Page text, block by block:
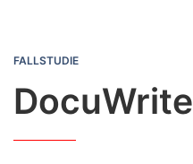
FALLSTUDIE
DocuWrite